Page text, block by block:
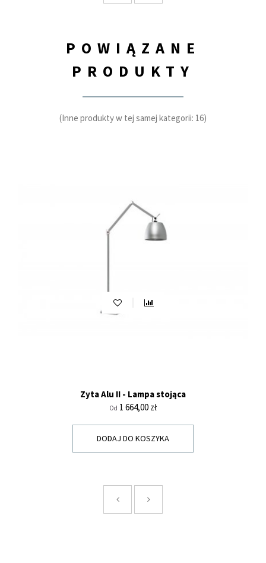
POWIĄZANE
PRODUKTY
(Inne produkty w tej samej kategorii: 16)
Zyta Alu II - Lampa stojąca
Od Cena
1 664,00 zł
DODAJ DO KOSZYKA